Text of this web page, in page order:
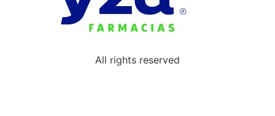
All rights reserved